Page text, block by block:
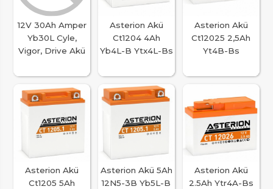
12V 30Ah Amper
Yb30L Cyle,
Vigor, Drive Akü
Asterion Akü
Ct1204 4Ah
Yb4L-B Ytx4L-Bs
Asterion Akü
Ct12025 2,5Ah
Yt4B-Bs
Asterion Akü
Ct1205 5Ah
Asterion Akü 5Ah
12N5-3B Yb5L-B
Asterion Akü
2.5Ah Ytr4A-Bs